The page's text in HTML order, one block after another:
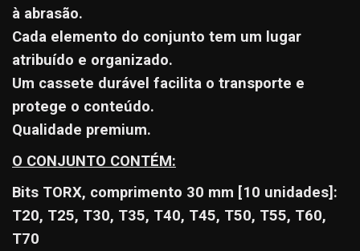
à abrasão.
Cada elemento do conjunto tem um lugar
atribuído e organizado.
Um cassete durável facilita o transporte e
protege o conteúdo.
Qualidade premium.
O CONJUNTO CONTÉM:
Bits TORX, comprimento 30 mm [10 unidades]:
T20, T25, T30, T35, T40, T45, T50, T55, T60,
T70